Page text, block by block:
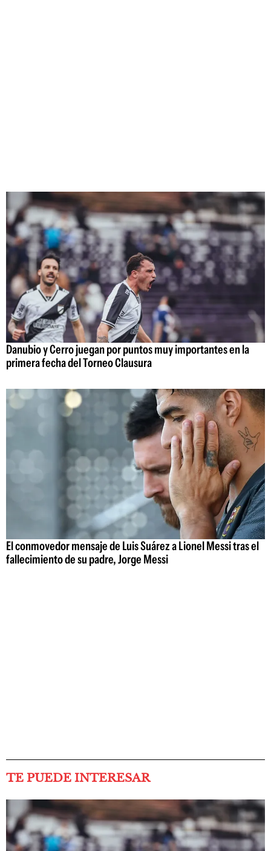
Danubio y Cerro juegan por puntos muy importantes en la
primera fecha del Torneo Clausura
El conmovedor mensaje de Luis Suárez a Lionel Messi tras el
fallecimiento de su padre, Jorge Messi
TE PUEDE INTERESAR